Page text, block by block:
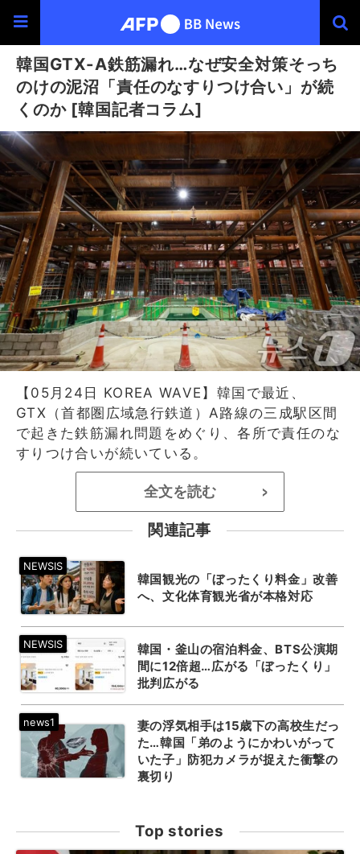
韓国GTX-A鉄筋漏れ…なぜ安全対策そっち
のけの泥沼「責任のなすりつけ合い」が続
くのか [韓国記者コラム]
【05月24日 KOREA WAVE】韓国で最近、
GTX（首都圏広域急行鉄道）A路線の三成駅区間
で起きた鉄筋漏れ問題をめぐり、各所で責任のな
すりつけ合いが続いている。
全文を読む >
関連記事
韓国観光の「ぼったくり料金」改善
へ、文化体育観光省が本格対応
韓国・釜山の宿泊料金、BTS公演期
間に12倍超…広がる「ぼったくり」
批判広がる
妻の浮気相手は15歳下の高校生だっ
た…韓国「弟のようにかわいがって
いた子」防犯カメラが捉えた衝撃の
裏切り
Top stories